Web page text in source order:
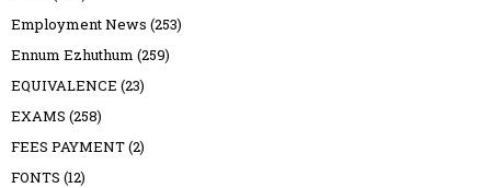
Employment News (253)
Ennum Ezhuthum (259)
EQUIVALENCE (23)
EXAMS (258)
FEES PAYMENT(2)
FONTS (12)